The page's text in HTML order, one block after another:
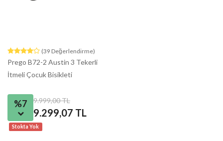
(39 Değerlendirme)
Prego B72-2 Austin 3 Tekerli
İtmeli Çocuk Bisikleti
%7 9.999,00 TL
9.299,07 TL
Stokta Yok